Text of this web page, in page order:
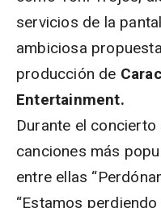
servicios de la
ambiciosa
producción de
Entertainment.
Durante el
canciones más
entre ellas
“Estamos perdiendo